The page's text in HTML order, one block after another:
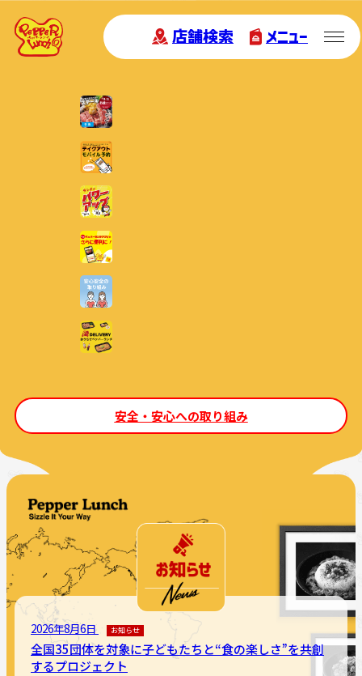
店舗検索 メニュー
安全・安心への取り組み
2026年8月6日 お知らせ
全国35団体を対象に子どもたちと“食の楽しさ”を共創
するプロジェクト